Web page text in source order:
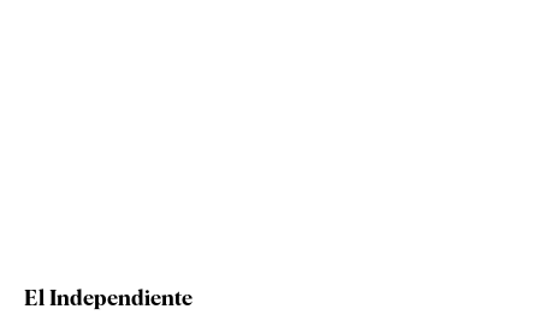
El Independiente